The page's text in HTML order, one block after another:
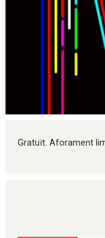
Gratuït. Aforament